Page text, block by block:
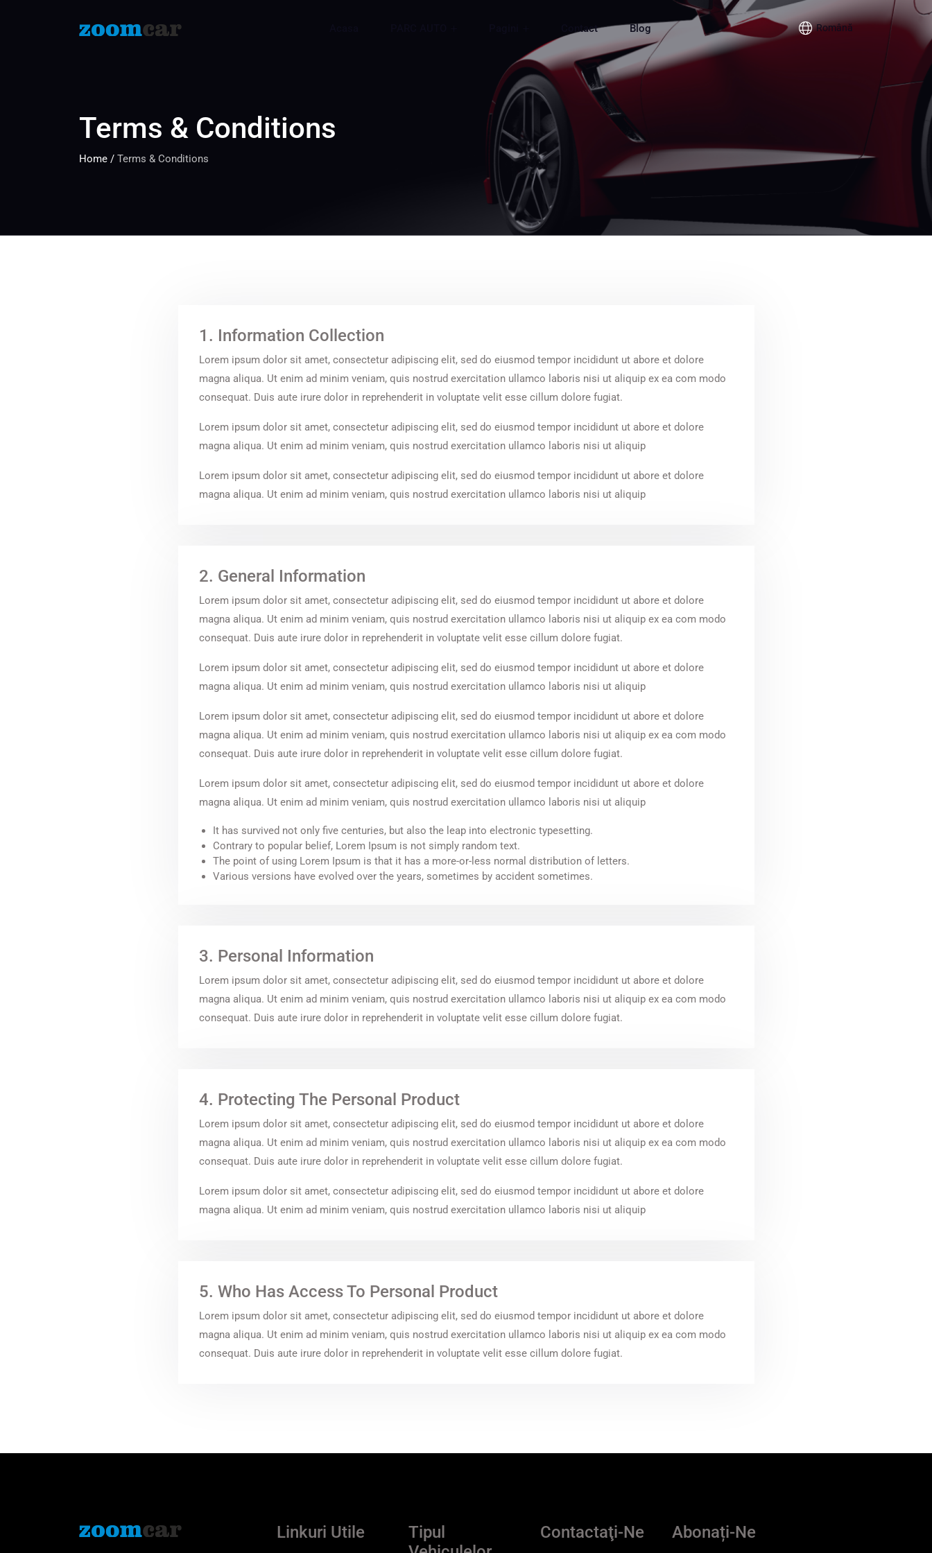
Contact Blog Română
Terms & Conditions
Home / Terms & Conditions
1. Information Collection
Lorem ipsum dolor sit amet, consectetur adipiscing elit, sed do eiusmod tempor incididunt ut abore et dolore
magna aliqua. Ut enim ad minim veniam, quis nostrud exercitation ullamco laboris nisi ut aliquip ex ea com modo
consequat. Duis aute irure dolor in reprehenderit in voluptate velit esse cillum dolore fugiat.
Lorem ipsum dolor sit amet, consectetur adipiscing elit, sed do eiusmod tempor incididunt ut abore et dolore
magna aliqua. Ut enim ad minim veniam, quis nostrud exercitation ullamco laboris nisi ut aliquip
Lorem ipsum dolor sit amet, consectetur adipiscing elit, sed do eiusmod tempor incididunt ut abore et dolore
magna aliqua. Ut enim ad minim veniam, quis nostrud exercitation ullamco laboris nisi ut aliquip
2. General Information
Lorem ipsum dolor sit amet, consectetur adipiscing elit, sed do eiusmod tempor incididunt ut abore et dolore
magna aliqua. Ut enim ad minim veniam, quis nostrud exercitation ullamco laboris nisi ut aliquip ex ea com modo
consequat. Duis aute irure dolor in reprehenderit in voluptate velit esse cillum dolore fugiat.
Lorem ipsum dolor sit amet, consectetur adipiscing elit, sed do eiusmod tempor incididunt ut abore et dolore
magna aliqua. Ut enim ad minim veniam, quis nostrud exercitation ullamco laboris nisi ut aliquip
Lorem ipsum dolor sit amet, consectetur adipiscing elit, sed do eiusmod tempor incididunt ut abore et dolore
magna aliqua. Ut enim ad minim veniam, quis nostrud exercitation ullamco laboris nisi ut aliquip ex ea com modo
consequat. Duis aute irure dolor in reprehenderit in voluptate velit esse cillum dolore fugiat.
Lorem ipsum dolor sit amet, consectetur adipiscing elit, sed do eiusmod tempor incididunt ut abore et dolore
magna aliqua. Ut enim ad minim veniam, quis nostrud exercitation ullamco laboris nisi ut aliquip
It has survived not only five centuries, but also the leap into electronic typesetting.
Contrary to popular belief, Lorem Ipsum is not simply random text.
The point of using Lorem Ipsum is that it has a more-or-less normal distribution of letters.
Various versions have evolved over the years, sometimes by accident sometimes.
3. Personal Information
Lorem ipsum dolor sit amet, consectetur adipiscing elit, sed do eiusmod tempor incididunt ut abore et dolore
magna aliqua. Ut enim ad minim veniam, quis nostrud exercitation ullamco laboris nisi ut aliquip ex ea com modo
consequat. Duis aute irure dolor in reprehenderit in voluptate velit esse cillum dolore fugiat.
4. Protecting The Personal Product
Lorem ipsum dolor sit amet, consectetur adipiscing elit, sed do eiusmod tempor incididunt ut abore et dolore
magna aliqua. Ut enim ad minim veniam, quis nostrud exercitation ullamco laboris nisi ut aliquip ex ea com modo
consequat. Duis aute irure dolor in reprehenderit in voluptate velit esse cillum dolore fugiat.
Lorem ipsum dolor sit amet, consectetur adipiscing elit, sed do eiusmod tempor incididunt ut abore et dolore
magna aliqua. Ut enim ad minim veniam, quis nostrud exercitation ullamco laboris nisi ut aliquip
5. Who Has Access To Personal Product
Lorem ipsum dolor sit amet, consectetur adipiscing elit, sed do eiusmod tempor incididunt ut abore et dolore
magna aliqua. Ut enim ad minim veniam, quis nostrud exercitation ullamco laboris nisi ut aliquip ex ea com modo
consequat. Duis aute irure dolor in reprehenderit in voluptate velit esse cillum dolore fugiat.
Linkuri Utile
Tipul
Contactaţi-Ne Abonați-Ne